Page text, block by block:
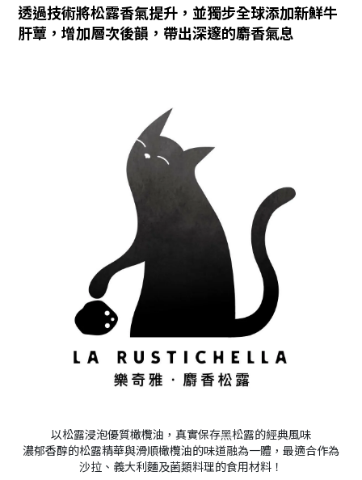
透過技術將松露香氣提升， 並獨步全球添加新鮮牛
肝蕈， 增加層次後韻，帶出深邃的麝香氣息
以松露浸泡優質橄欖油，真實保存⿊松露的經典風味
濃郁香醇的松露精華與滑順橄欖油的味道融為一體， 最適合作為
沙拉、義大利麵及菌類料理的食用材料！